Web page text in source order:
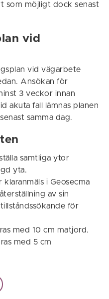
som möjligt dock senast
vid
vid vägarbete
Ansökan för
3 veckor innan
akuta fall lämnas planen
samma dag.
samtliga ytor
yta.
i Geosecma
av sin
för
med 10 cm matjord.
med 5 cm